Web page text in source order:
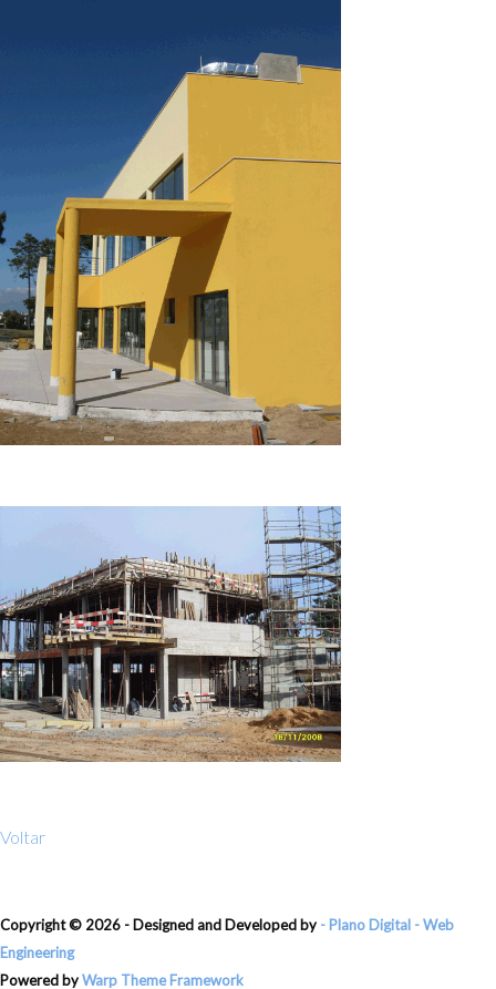
Voltar
Copyright © 2026 - Designed and Developed by - Plano Digital - Web
Engineering
Powered byWarp Theme Framework